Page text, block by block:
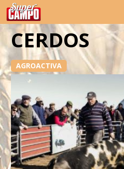
Temas de hoy
CERDOS
AGROACTIVA